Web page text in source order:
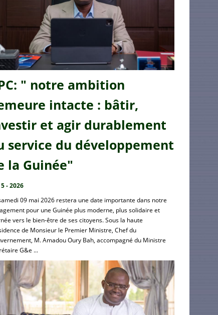
" notre ambition
intacte : bâtir,
et agir durablement
service du développement
la Guinée"
5 - 2026
09 mai 2026 restera une date importante dans notre
pour une Guinée plus moderne, plus solidaire et
vers le bien-être de ses citoyens. Sous la haute
de Monsieur le Premier Ministre, Chef du
M. Amadou Oury Bah, accompagné du Ministre
G&e ...